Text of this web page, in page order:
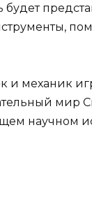
механик
мир
научном